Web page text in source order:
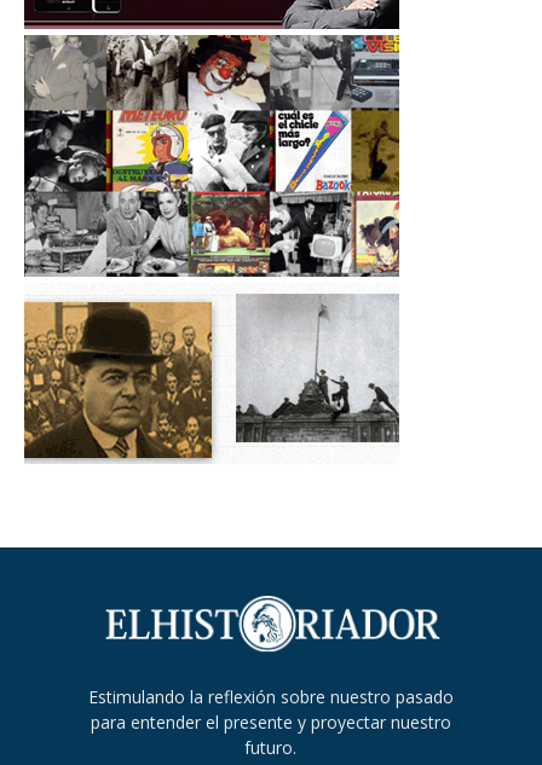
Estimulando la reflexión sobre nuestro pasado
para entender el presente y proyectar nuestro
futuro.